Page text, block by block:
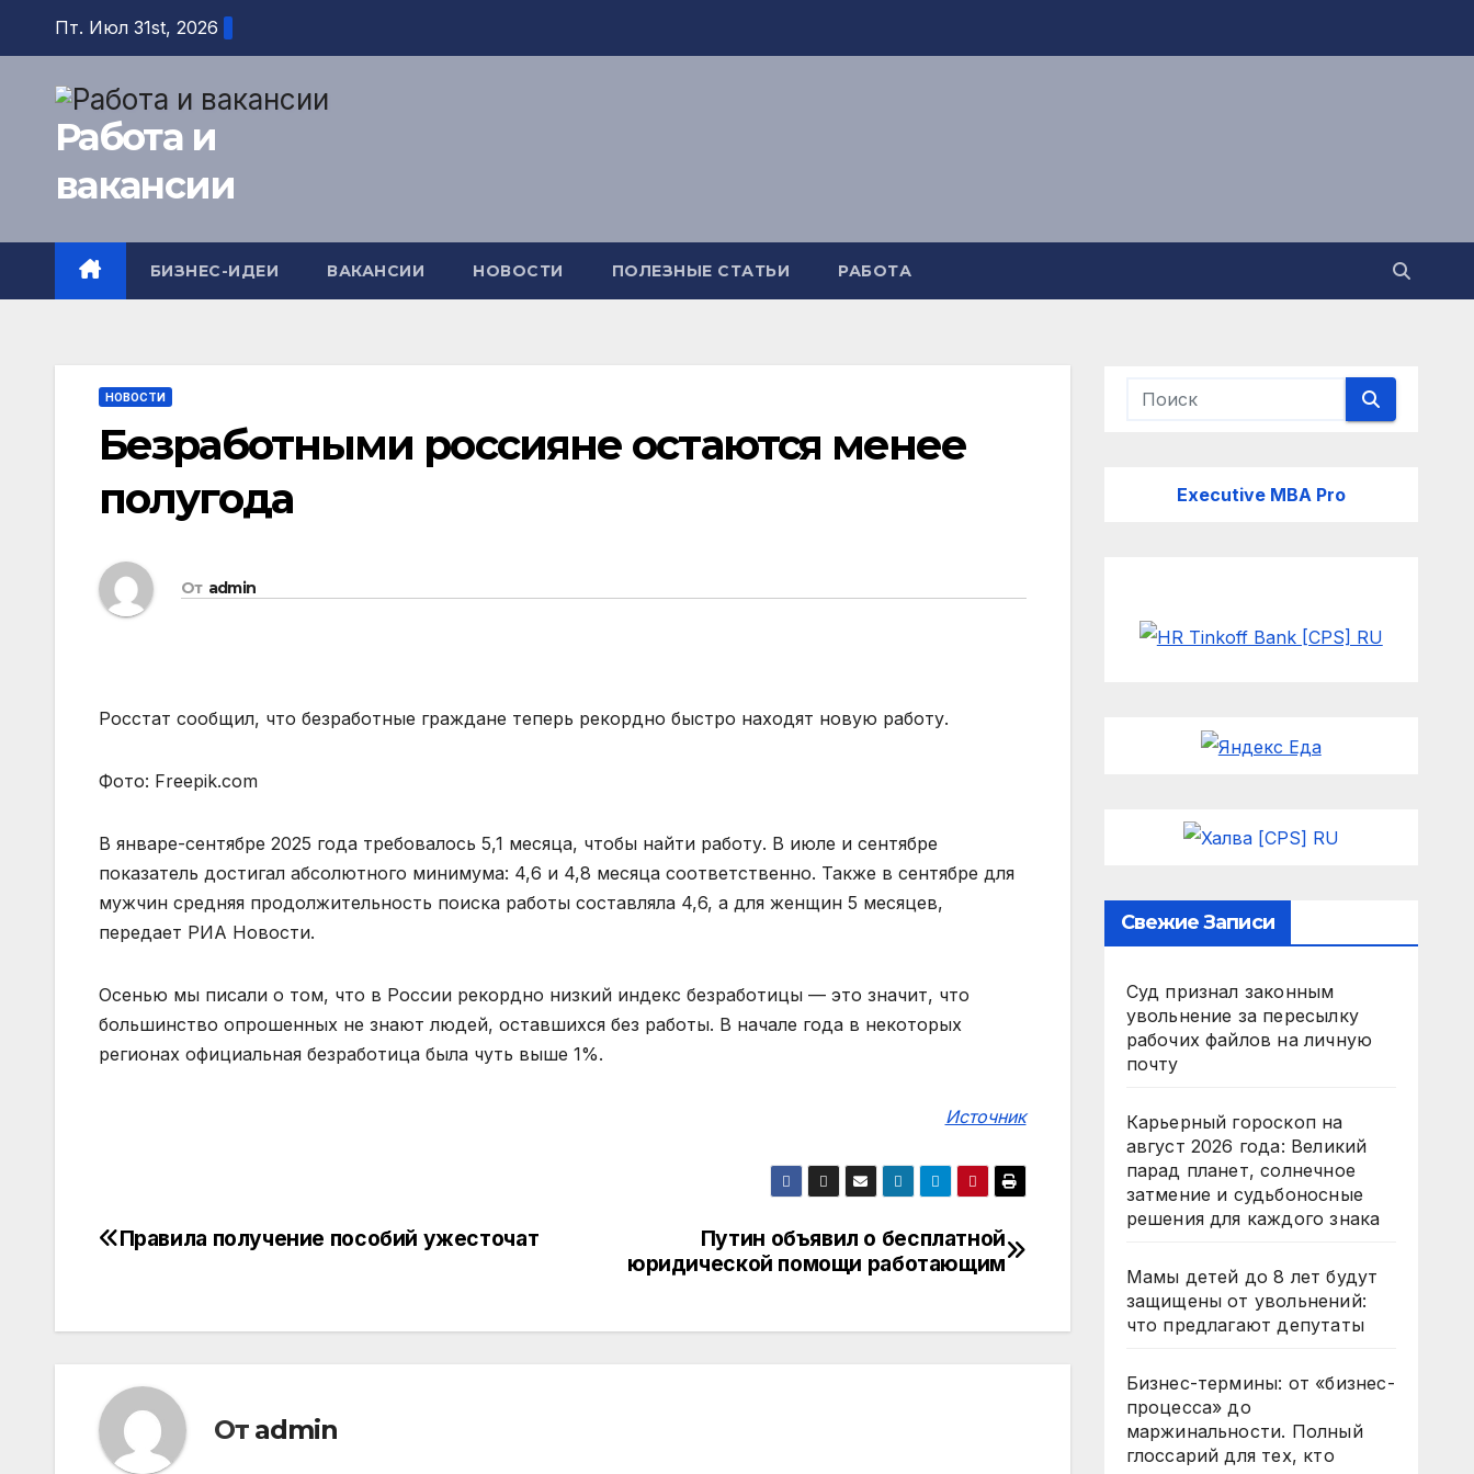
Перейти
содержимому
Пт. Июл 31st, 2026
Работа и
вакансии
БИЗНЕС-ИДЕИ ВАКАНСИИ НОВОСТИ ПОЛЕЗНЫЕ СТАТЬИ РАБОТА
НОВОСТИ
Безработными россияне остаются менее
полугода
От admin
Росстат сообщил, что безработные граждане теперь рекордно быстро находят новую работу.
Фото: Freepik.com
В январе-сентябре 2025 года требовалось 5,1 месяца, чтобы найти работу. В июле и сентябре
показатель достигал абсолютного минимума: 4,6 и 4,8 месяца соответственно. Также в сентябре для
мужчин средняя продолжительность поиска работы составляла 4,6, а для женщин 5 месяцев,
передает РИА Новости.
Осенью мы писали о том, что в России рекордно низкий индекс безработицы — это значит, что
большинство опрошенных не знают людей, оставшихся без работы. В начале года в некоторых
регионах официальная безработица была чуть выше 1%.
Источник
Навигация
записям
Путин объявил о бесплатной
юридической помощи работающим
Правила получение пособий ужесточат
От admin
Executive MBA Pro
Свежие Записи
Суд признал законным
увольнение за пересылку
рабочих файлов на личную
почту
Карьерный гороскоп на
август 2026 года: Великий
парад планет, солнечное
затмение и судьбоносные
решения для каждого знака
Мамы детей до 8 лет будут
защищены от увольнений:
что предлагают депутаты
Бизнес-термины: от «бизнес-
процесса» до
маржинальности. Полный
глоссарий для тех, кто